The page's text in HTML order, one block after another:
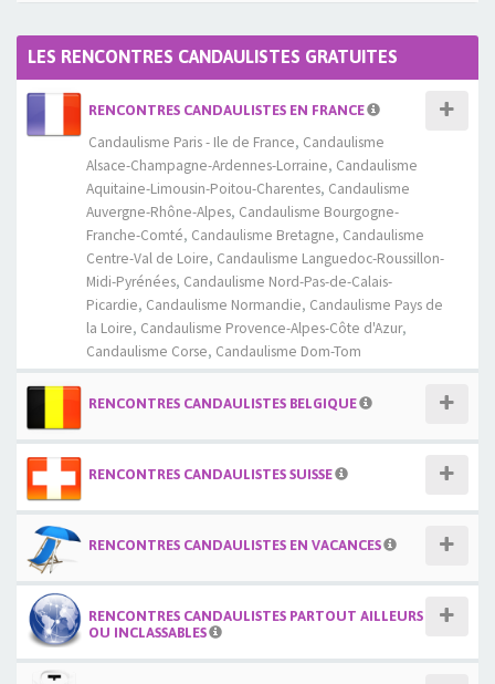
LES RENCONTRES CANDAULISTES GRATUITES
RENCONTRES CANDAULISTES EN FRANCE
Candaulisme Paris - Ile de France, Candaulisme
Alsace-Champagne-Ardennes-Lorraine, Candaulisme
Aquitaine-Limousin-Poitou-Charentes, Candaulisme
Auvergne-Rhône-Alpes, Candaulisme Bourgogne-
Franche-Comté, Candaulisme Bretagne, Candaulisme
Centre-Val de Loire, Candaulisme Languedoc-Roussillon-
Midi-Pyrénées, Candaulisme Nord-Pas-de-Calais-
Picardie, Candaulisme Normandie, Candaulisme Pays de
la Loire, Candaulisme Provence-Alpes-Côte d'Azur,
Candaulisme Corse, Candaulisme Dom-Tom
RENCONTRES CANDAULISTES BELGIQUE
RENCONTRES CANDAULISTES SUISSE
RENCONTRES CANDAULISTES EN VACANCES
RENCONTRES CANDAULISTES PARTOUT AILLEURS
OU INCLASSABLES